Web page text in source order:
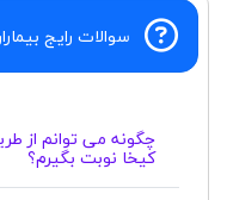
سوالات رایج
چگونه می توانم از
کیخا نوبت بگیرم؟